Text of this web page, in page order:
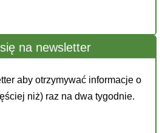
na newsletter
aby otrzymywać informacje o
niż) raz na dwa tygodnie.